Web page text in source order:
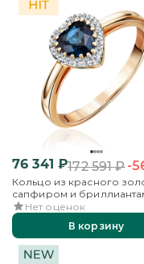
76 341 ₽172 591₽-
Кольцо из красного
сапфиром и
Нет оценок
В корзину